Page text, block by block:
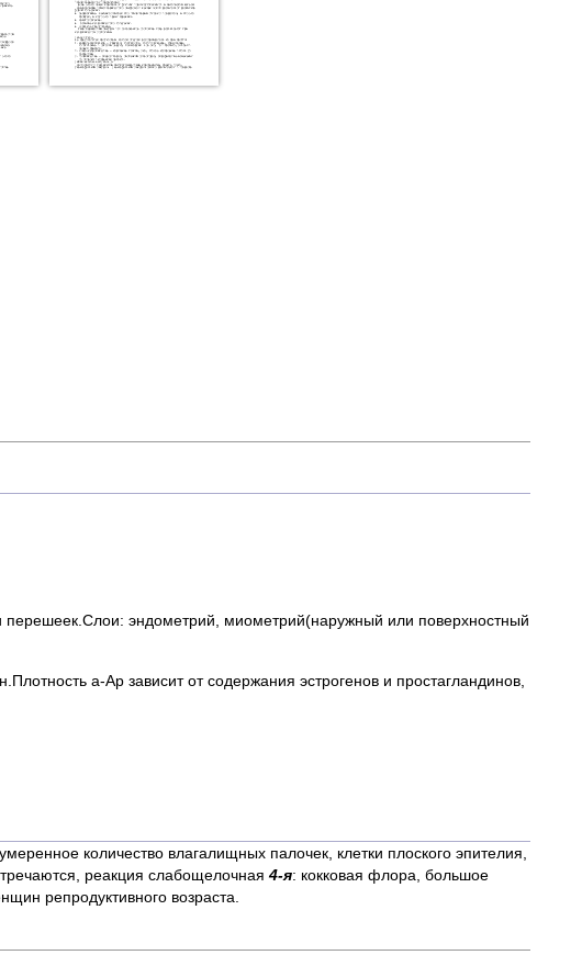
эндометрий, миометрий(наружный или поверхностный
a-Ар зависит от содержания эстрогенов и простагландинов,
количество влагалищных палочек, клетки плоского эпителия,
реакция слабощелочная 4-я: кокковая флора, большое
репродуктивного возраста.